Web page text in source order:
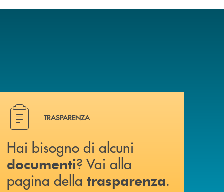
Hai bisogno di alcuni documenti ? Vai alla pagina della
TRASPARENZA
Hai bisogno di alcuni
documenti? Vai alla
pagina della trasparenza.